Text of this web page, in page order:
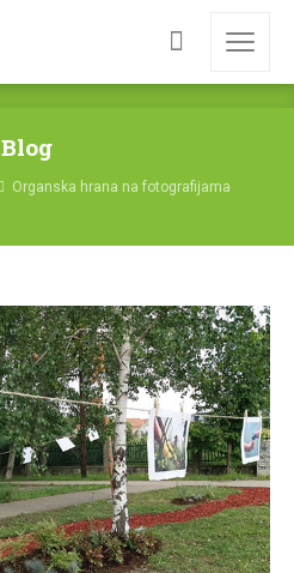
Blog
Organska hrana na fotografijama